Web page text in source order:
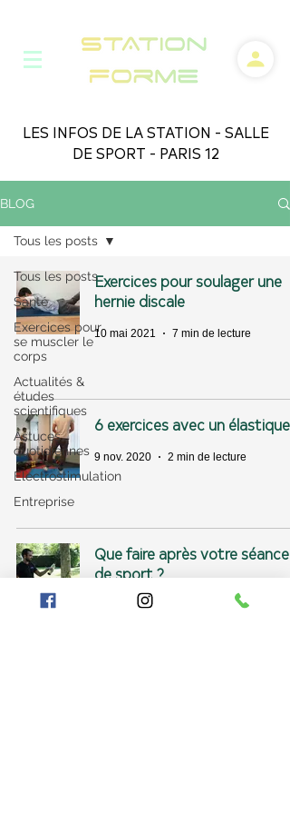
LES INFOS DE LA STATION - SALLE
DE SPORT - PARIS 12
BLOG
Tous les posts
Santé
Exercices pour
se muscler le
corps
Actualités &
études
scientifiques
Astuces
quotidiennes
Électrostimulation
Entreprise
Tous les posts
Exercices pour soulager une
hernie discale
10 mai 2021 7 min de lecture
6 exercices avec un élastique
9 nov. 2020 2 min de lecture
Que faire après votre séance
de sport ?
9 nov. 2020 2 min de lecture